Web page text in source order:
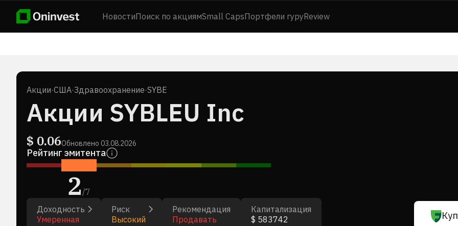
НовостиПоиск по акциямSmall CapsПортфели гуруReview
Акции·США·Здравоохранение·SYBE
Акции SYBLEU Inc
$ 0.06Обновлено 03.08.2026
Рейтинг эмитента
2/7
Доходность
Умеренная
Риск
Высокий
Рекомендация
Продавать
Капитализация
$ 583742